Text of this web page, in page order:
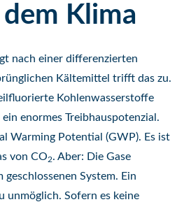
Klima
nach einer differenzierten
Kältemittel trifft das zu.
Kohlenwasserstoffe
enormes Treibhauspotenzial.
Warming Potential (GWP). Es ist
von CO2. Aber: Die Gase
geschlossenen System. Ein
unmöglich. Sofern es keine